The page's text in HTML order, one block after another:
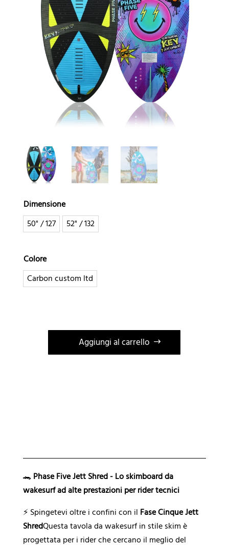
Dimensione
50" / 127
52" / 132
Colore
Carbon custom ltd
Aggiungi al carrello
t
i
v
:
🐊 Phase Five Jett Shred - Lo skimboard da
wakesurf ad alte prestazioni per rider tecnici
⚡ Spingetevi oltre i confini con il Fase Cinque Jett
ShredQuesta tavola da wakesurf in stile skim è
progettata per i rider che cercano il meglio del